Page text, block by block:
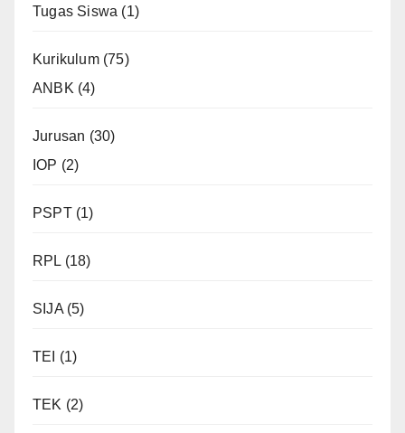
Tugas Siswa (1)
Kurikulum(75)
ANBK (4)
Jurusan (30)
IOP (2)
PSPT(1)
RPL (18)
SIJA(5)
TEI (1)
TEK (2)